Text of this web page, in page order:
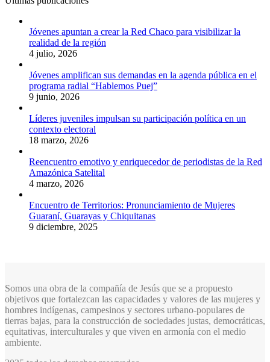
Jóvenes apuntan a crear la Red Chaco para visibilizar la
realidad de la región
4 julio, 2026
Jóvenes amplifican sus demandas en la agenda pública en el
programa radial “Hablemos Puej”
9 junio, 2026
Líderes juveniles impulsan su participación política en un
contexto electoral
18 marzo, 2026
Reencuentro emotivo y enriquecedor de periodistas de la Red
Amazónica Satelital
4 marzo, 2026
Encuentro de Territorios: Pronunciamiento de Mujeres
Guaraní, Guarayas y Chiquitanas
9 diciembre, 2025
Somos una obra de la compañía de Jesús que se a propuesto
objetivos que fortalezcan las capacidades y valores de las mujeres y
hombres indígenas, campesinos y sectores urbano-populares de
tierras bajas, para la construcción de sociedades justas, democráticas,
equitativas, interculturales y que viven en armonía con el medio
ambiente.